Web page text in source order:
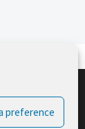
preference